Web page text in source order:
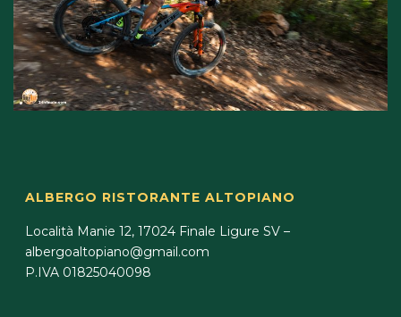
ALBERGO RISTORANTE ALTOPIANO
Località Manie 12, 17024 Finale Ligure SV –
albergoaltopiano@gmail.com
P.IVA 01825040098